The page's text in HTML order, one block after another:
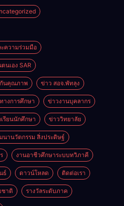
ความร่วมมือ
นเอง SAR
กันคุณภาพ ข่าว สอจ.พัทลุง
างการศึกษา ข่าวงานบุคลากร
รียนนักศึกษา ข่าววิทยาลัย
านวัตกรรม สิ่งประดิษฐ์
งานอาชีวศึกษาระบบทวิภาคี
ธ์ ดาวน์โหลด ติดต่อเรา
ชาติ รางวัลระดับภาค